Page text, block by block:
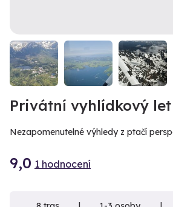
Privátní vyhlídkový
Nezapomenutelné výhledy z ptačí
9,0 1 hodnocení